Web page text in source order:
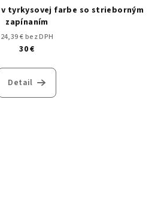
tyrkysovej farbe so strieborným
zapínaním
24,39 € bez DPH
30 €
Detail